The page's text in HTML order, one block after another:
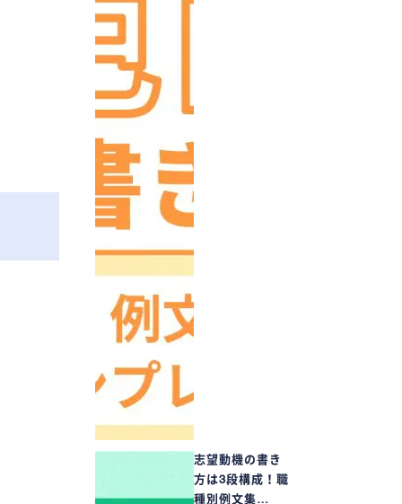
志望動機の書き
方は3段構成！職
種別例文集…